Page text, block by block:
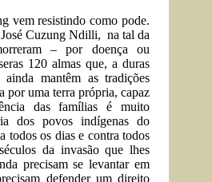
vem resistindo como pode.
Cuzung Ndilli, na tal da
– por doença ou
120 almas que, a duras
mantêm as tradições
por uma terra própria, capaz
das famílias é muito
dos povos indígenas do
todos os dias e contra todos
da invasão que lhes
precisam se levantar em
defender um direito